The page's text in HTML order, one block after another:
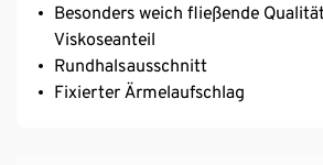
Besonders weich fließende
Viskoseanteil
Rundhalsausschnitt
Fixierter Ärmelaufschlag